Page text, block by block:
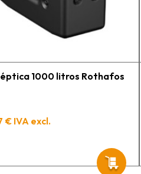
1000 litros Rothafos
€ IVA excl.